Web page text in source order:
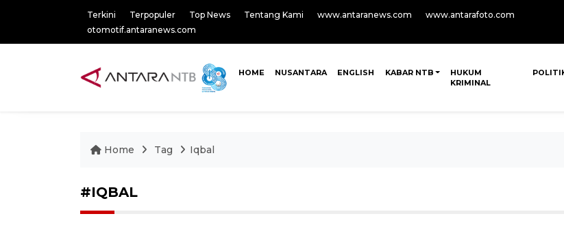
Terkini Terpopuler Top News Tentang Kami www.antaranews.com
www.antarafoto.com
otomotif.antaranews.com
HOME NUSANTARA ENGLISH KABAR NTB
HUKUM
KRIMINAL
Home Tag Iqbal
#IQBAL